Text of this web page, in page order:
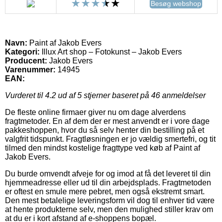
Besøg webshop
Navn: Paint af Jakob Evers
Kategori: Illux Art shop – Fotokunst – Jakob Evers
Producent: Jakob Evers
Varenummer: 14945
EAN:
Vurderet til 4.2 ud af 5 stjerner baseret på 46 anmeldelser
De fleste online firmaer giver nu om dage alverdens
fragtmetoder. En af dem der er mest anvendt er i vore dage
pakkeshoppen, hvor du så selv henter din bestilling på et
valgfrit tidspunkt. Fragtløsningen er jo vældig smertefri, og tit
tilmed den mindst kostelige fragttype ved køb af Paint af
Jakob Evers.
Du burde omvendt afveje for og imod at få det leveret til din
hjemmeadresse eller ud til din arbejdsplads. Fragtmetoden
er oftest en smule mere pebret, men også ekstremt smart.
Den mest betalelige leveringsform vil dog til enhver tid være
at hente produkterne selv, men den mulighed stiller krav om
at du er i kort afstand af e-shoppens bopæl.